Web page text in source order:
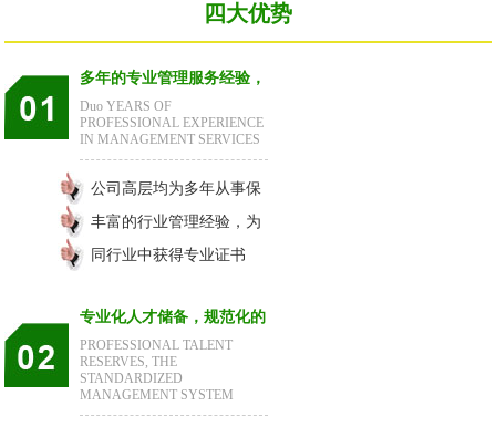
四大优势
多年的专业管理服务经验，
行业好的企业
Duo YEARS OF
PROFESSIONAL EXPERIENCE
IN MANAGEMENT SERVICES
公司高层均为多年从事保
洁、物业管理服务的业内
人士；
丰富的行业管理经验，为
您提供高质量的服务；
同行业中获得专业证书
业。
专业化人才储备，规范化的
管理体系
PROFESSIONAL TALENT
RESERVES, THE
STANDARDIZED
MANAGEMENT SYSTEM